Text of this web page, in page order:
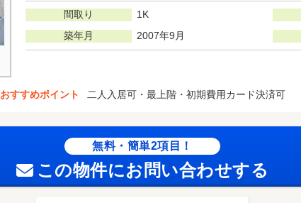
間取り
1K
築年月
2007年9月
おすすめポイント 二人入居可・最上階・初期費用カード決済可
無料・簡単2項目！
この物件にお問い合わせする